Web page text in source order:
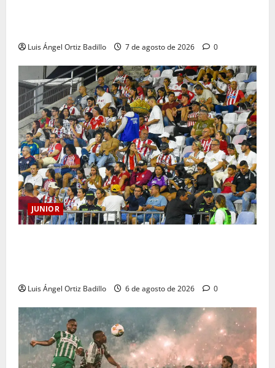
Luis Ángel Ortiz Badillo 7 de agosto de 2026 0
JUNIOR
Luis Ángel Ortiz Badillo 6 de agosto de 2026 0